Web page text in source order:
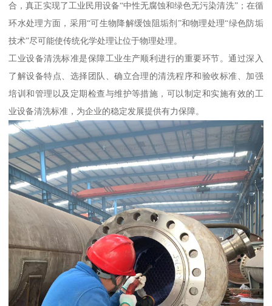
合，真正实现了工业民用设备“中性无腐蚀和绿色无污染清洗”；在循
环水处理方面，采用“可生物降解缓蚀阻垢剂”和物理处理“绿色防垢
技术”尽可能使传统化学处理让位于物理处理。
工业设备清洗标准是保障工业生产顺利进行的重要环节。通过深入
了解设备特点、选择团队、确立合理的清洗程序和验收标准、加强
培训和管理以及定期检查与维护等措施，可以制定和实施有效的工
业设备清洗标准，为企业的稳定发展提供有力保障。